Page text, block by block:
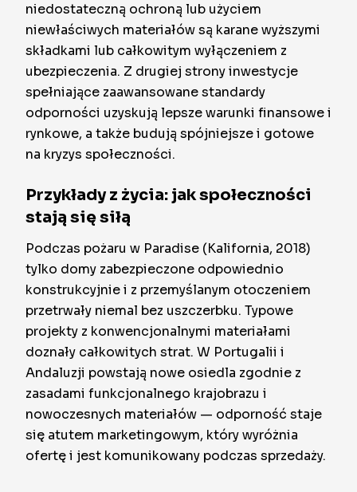
niedostateczną ochroną lub użyciem
niewłaściwych materiałów są karane wyższymi
składkami lub całkowitym wyłączeniem z
ubezpieczenia. Z drugiej strony inwestycje
spełniające zaawansowane standardy
odporności uzyskują lepsze warunki finansowe i
rynkowe, a także budują spójniejsze i gotowe
na kryzys społeczności.
Przykłady z życia: jak społeczności
stają się siłą
Podczas pożaru w Paradise (Kalifornia, 2018)
tylko domy zabezpieczone odpowiednio
konstrukcyjnie i z przemyślanym otoczeniem
przetrwały niemal bez uszczerbku. Typowe
projekty z konwencjonalnymi materiałami
doznały całkowitych strat. W Portugalii i
Andaluzji powstają nowe osiedla zgodnie z
zasadami funkcjonalnego krajobrazu i
nowoczesnych materiałów — odporność staje
się atutem marketingowym, który wyróżnia
ofertę i jest komunikowany podczas sprzedaży.